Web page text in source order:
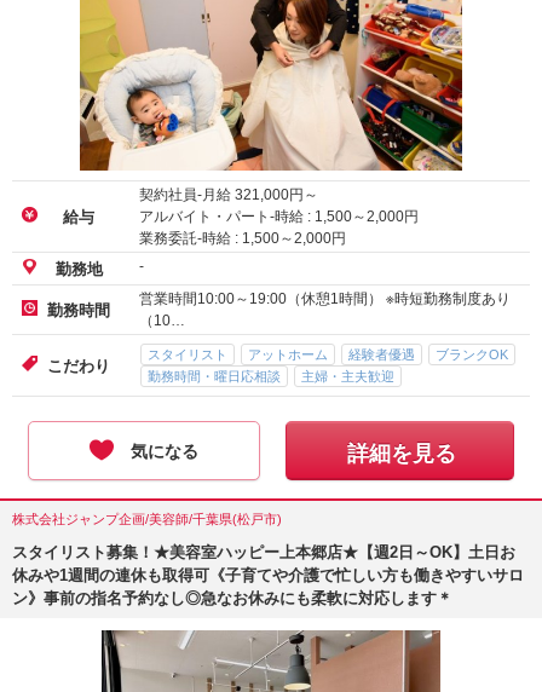
給与
契約社員-月給 321,000円～
アルバイト・パート-時給 : 1,500～2,000円
業務委託-時給 : 1,500～2,000円
勤務地 -
勤務時間
営業時間10:00～19:00（休憩1時間） ※時短勤務制度あり
（10…
こだわり
スタイリスト アットホーム 経験者優遇
ブランクOK
勤務時間・曜日応相談
主婦・主夫歓迎
気になる 詳細を見る
株式会社ジャンプ企画/美容師/千葉県(松戸市)
スタイリスト募集！★美容室ハッピー上本郷店★【週2日～OK】土日お
休みや1週間の連休も取得可《子育てや介護で忙しい方も働きやすいサロ
ン》事前の指名予約なし◎急なお休みにも柔軟に対応します＊